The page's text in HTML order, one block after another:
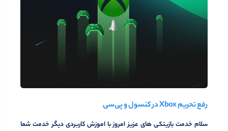
رفع تحریم Xbox در کنسول و پی‌سی
سلام خدمت بازیتکی های عزیز امروز با اموزش کاربردی دیگر خدمت شما